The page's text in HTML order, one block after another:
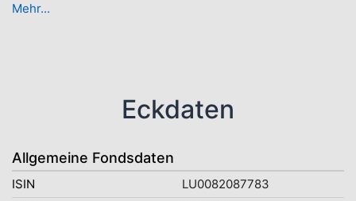
Mehr...
Eckdaten
Allgemeine Fondsdaten
ISIN
LU0082087783